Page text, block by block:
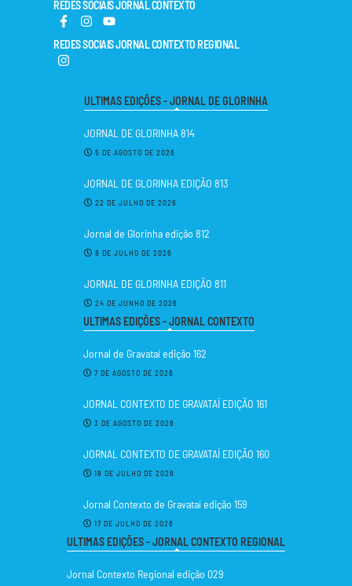
REDES SOCIAIS JORNAL CONTEXTO
REDES SOCIAIS JORNAL CONTEXTO REGIONAL
ULTIMAS EDIÇÕES - JORNAL DE GLORINHA
JORNAL DE GLORINHA 814
5 DE AGOSTO DE 2026
JORNAL DE GLORINHA EDIÇÃO 813
22 DE JULHO DE 2026
Jornal de Glorinha edição 812
8 DE JULHO DE 2026
JORNAL DE GLORINHA EDIÇÃO 811
24 DE JUNHO DE 2026
ULTIMAS EDIÇÕES - JORNAL CONTEXTO
Jornal de Gravataí edição 162
7 DE AGOSTO DE 2026
JORNAL CONTEXTO DE GRAVATAÍ EDIÇÃO 161
3 DE AGOSTO DE 2026
JORNAL CONTEXTO DE GRAVATAÍ EDIÇÃO 160
18 DE JULHO DE 2026
Jornal Contexto de Gravataí edição 159
17 DE JULHO DE 2026
ULTIMAS EDIÇÕES - JORNAL CONTEXTO REGIONAL
Jornal Contexto Regional edição 029